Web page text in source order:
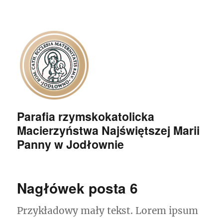
Parafia rzymskokatolicka
Macierzyństwa Najświętszej Marii
Panny w Jodłownie
Nagłówek posta 6
Przykładowy mały tekst. Lorem ipsum